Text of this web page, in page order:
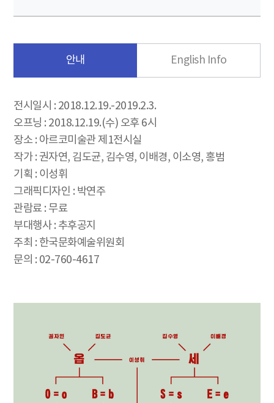
안내 English Info
전시일시 : 2018.12.19.-2019.2.3.
오프닝 : 2018.12.19.(수) 오후 6시
장소 : 아르코미술관 제1전시실
작가 : 권자연, 김도균, 김수영, 이배경, 이소영, 홍범
기획 : 이성휘
그래픽디자인 : 박연주
관람료 : 무료
부대행사 : 추후공지
주최 : 한국문화예술위원회
문의 : 02-760-4617